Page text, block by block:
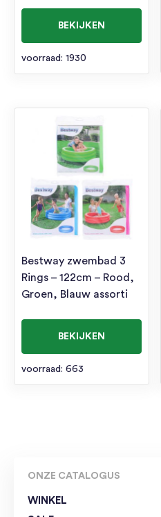
ONZE CATALOGUS
WINKEL
BEKIJKEN
voorraad: 1930
Bestway zwembad 3
Rings – 122cm – Rood,
Groen, Blauw assorti
BEKIJKEN
voorraad: 663